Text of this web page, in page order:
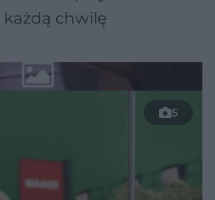
chwilę
5